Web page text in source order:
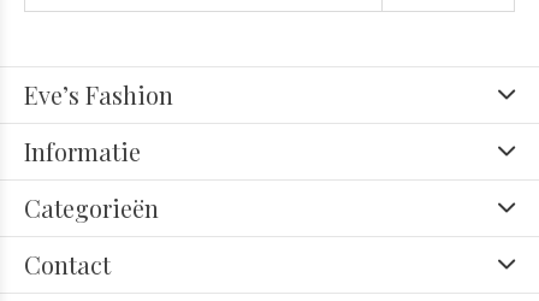
Eve’s Fashion
Informatie
Categorieën
Contact